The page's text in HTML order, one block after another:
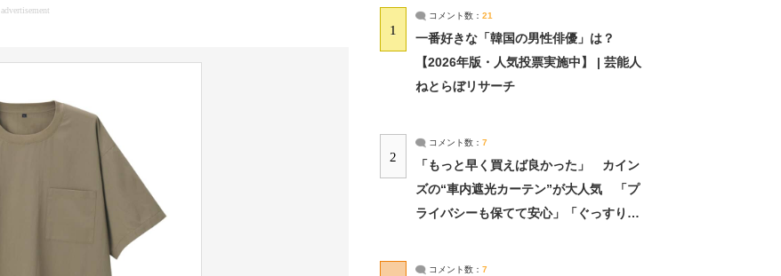
advertisement
1
コメント数： 21
一番好きな「韓国の男性俳優」は？
【2026年版・人気投票実施中】 | 芸能人
ねとらぼリサーチ
2
コメント数： 7
「もっと早く買えば良かった」 カイン
ズの“車内遮光カーテン”が大人気 「プ
ライバシーも保てて安心」「ぐっすり眠
コメント数： 7